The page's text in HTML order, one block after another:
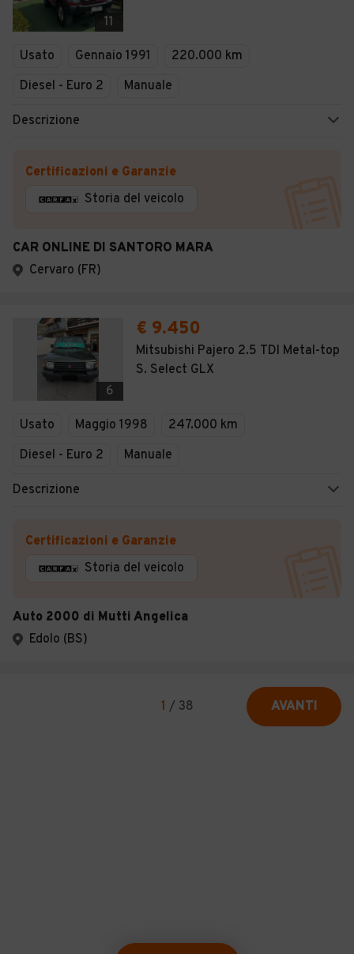
11
Usato Gennaio 1991
220.000 km
Diesel - Euro 2
Manuale
Descrizione
Certificazioni e Garanzie
Storia del veicolo
CAR ONLINE DI SANTORO MARA
Cervaro (FR)
6
€ 9.450
Mitsubishi Pajero 2.5 TDI Metal-top
S. Select GLX
Usato Maggio 1998
247.000 km
Diesel - Euro 2
Manuale
Descrizione
Certificazioni e Garanzie
Storia del veicolo
Auto 2000 di Mutti Angelica
Edolo (BS)
1 / 38 AVANTI